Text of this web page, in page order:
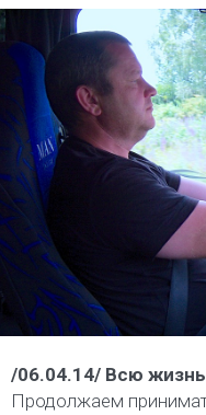
/06.04.14/ Всю жизнь
Продолжаем